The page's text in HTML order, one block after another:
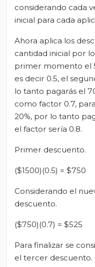
considerando cada
inicial para cada
Ahora aplica los
cantidad inicial por
primer momento el
es decir 0.5, el
lo tanto pagarás el
como factor 0.7,
20%, por lo tanto
el factor sería 0.8.
Primer descuento.
($1500)(0.5) = $750
Considerando el
descuento.
($750)(0.7) = $525
Para finalizar se
el tercer descuento.